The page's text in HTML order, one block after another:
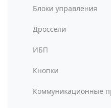
Блоки управления
Дроссели
ИБП
Кнопки
Коммуникационные